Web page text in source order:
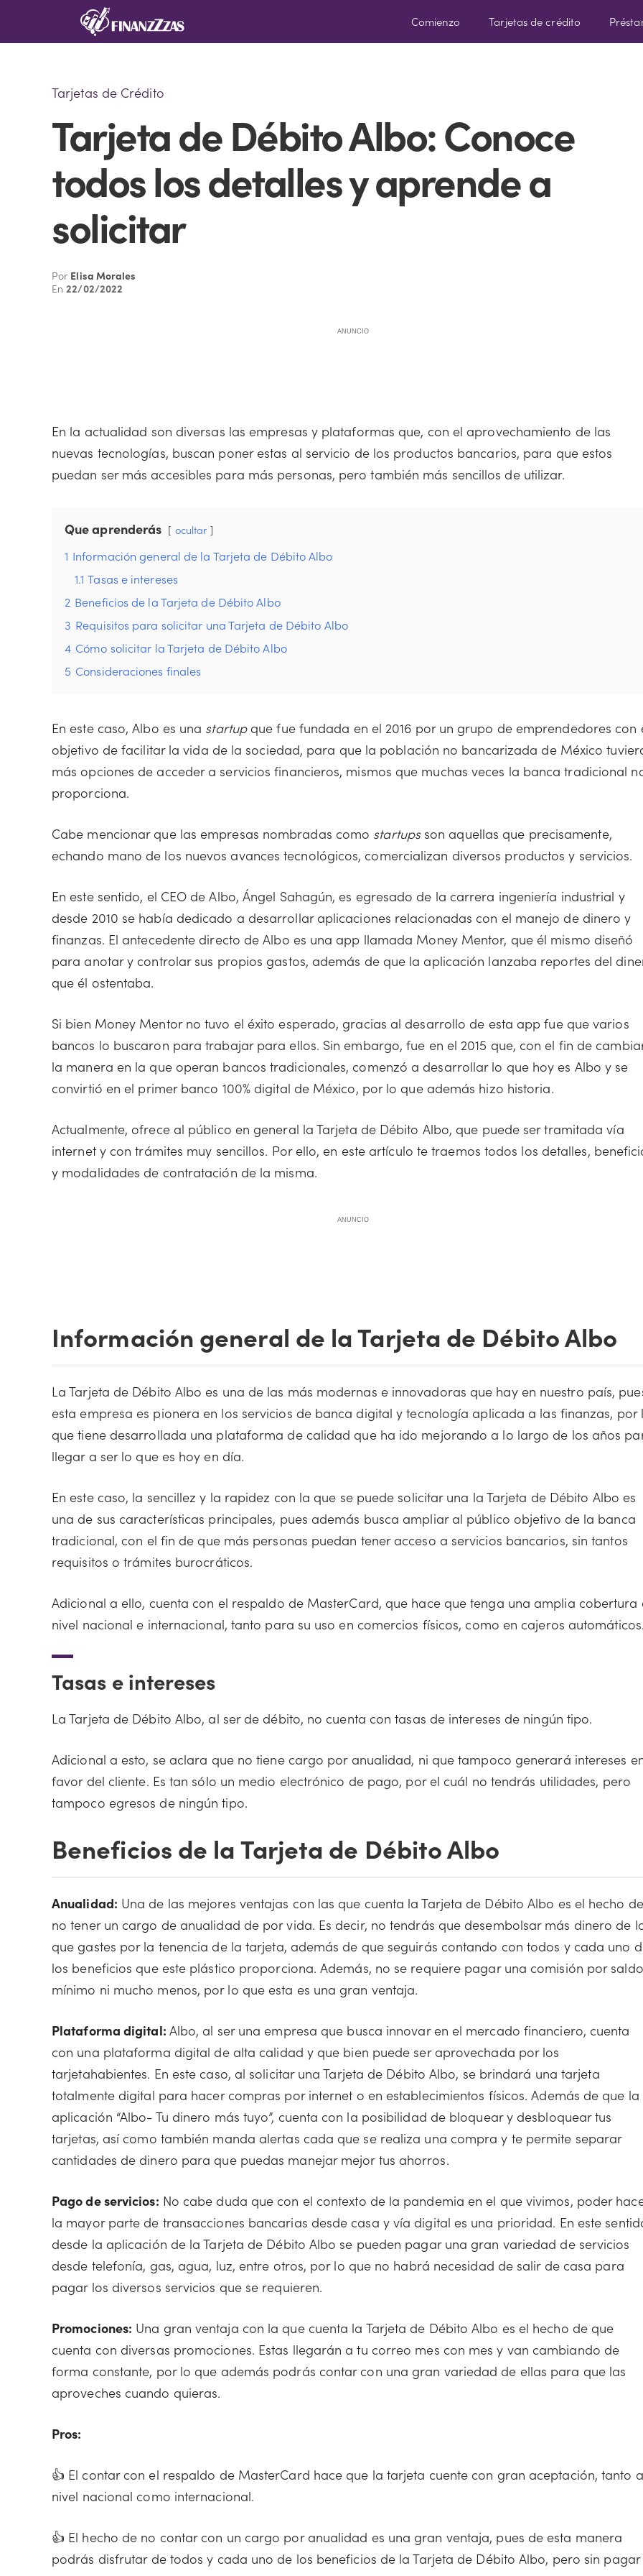
Comienzo Tarjetas de crédito
Tarjetas de Crédito
Tarjeta de Débito Albo: Conoce
todos los detalles y aprende a
solicitar
Por Elisa Morales
En22/02/2022
ANUNCIO
En la actualidad son diversas las empresas y plataformas que, con el aprovechamiento de las
nuevas tecnologías, buscan poner estas al servicio de los productos bancarios, para que estos
puedan ser más accesibles para más personas, pero también más sencillos de utilizar.
Que aprenderás ocultar
1 Información general de la Tarjeta de Débito Albo
1.1 Tasas e intereses
2 Beneficios de la Tarjeta de Débito Albo
3 Requisitos para solicitar una Tarjeta de Débito Albo
4 Cómo solicitar la Tarjeta de Débito Albo
5 Consideraciones finales
En este caso, Albo es una startup que fue fundada en el 2016 por un grupo de emprendedores con
objetivo de facilitar la vida de la sociedad, para que la población no bancarizada de México
más opciones de acceder a servicios financieros, mismos que muchas veces la banca tradicional
proporciona.
Cabe mencionar que las empresas nombradas como startups son aquellas que precisamente,
echando mano de los nuevos avances tecnológicos, comercializan diversos productos y servicios.
En este sentido, el CEO de Albo, Ángel Sahagún, es egresado de la carrera ingeniería industrial y
desde 2010 se había dedicado a desarrollar aplicaciones relacionadas con el manejo de dinero y
finanzas. El antecedente directo de Albo es una app llamada Money Mentor, que él mismo diseñó
para anotar y controlar sus propios gastos, además de que la aplicación lanzaba reportes del
que él ostentaba.
Si bien Money Mentor no tuvo el éxito esperado, gracias al desarrollo de esta app fue que varios
bancos lo buscaron para trabajar para ellos. Sin embargo, fue en el 2015 que, con el fin de
la manera en la que operan bancos tradicionales, comenzó a desarrollar lo que hoy es Albo y se
convirtió en el primer banco 100% digital de México, por lo que además hizo historia.
Actualmente, ofrece al público en general la Tarjeta de Débito Albo, que puede ser tramitada vía
internet y con trámites muy sencillos. Por ello, en este artículo te traemos todos los detalles,
y modalidades de contratación de la misma.
ANUNCIO
Información general de la Tarjeta de Débito Albo
La Tarjeta de Débito Albo es una de las más modernas e innovadoras que hay en nuestro país,
esta empresa es pionera en los servicios de banca digital y tecnología aplicada a las finanzas, por
que tiene desarrollada una plataforma de calidad que ha ido mejorando a lo largo de los años
llegar a ser lo que es hoy en día.
En este caso, la sencillez y la rapidez con la que se puede solicitar una la Tarjeta de Débito Albo es
una de sus características principales, pues además busca ampliar al público objetivo de la banca
tradicional, con el fin de que más personas puedan tener acceso a servicios bancarios, sin tantos
requisitos o trámites burocráticos.
Adicional a ello, cuenta con el respaldo de MasterCard, que hace que tenga una amplia cobertura
nivel nacional e internacional, tanto para su uso en comercios físicos, como en cajeros
Tasas e intereses
La Tarjeta de Débito Albo, al ser de débito, no cuenta con tasas de intereses de ningún tipo.
Adicional a esto, se aclara que no tiene cargo por anualidad, ni que tampoco generará intereses
favor del cliente. Es tan sólo un medio electrónico de pago, por el cuál no tendrás utilidades, pero
tampoco egresos de ningún tipo.
Beneficios de la Tarjeta de Débito Albo
Anualidad: Una de las mejores ventajas con las que cuenta la Tarjeta de Débito Albo es el hecho de
no tener un cargo de anualidad de por vida. Es decir, no tendrás que desembolsar más dinero de
que gastes por la tenencia de la tarjeta, además de que seguirás contando con todos y cada uno
los beneficios que este plástico proporciona. Además, no se requiere pagar una comisión por saldo
mínimo ni mucho menos, por lo que esta es una gran ventaja.
Plataforma digital: Albo, al ser una empresa que busca innovar en el mercado financiero, cuenta
con una plataforma digital de alta calidad y que bien puede ser aprovechada por los
tarjetahabientes. En este caso, al solicitar una Tarjeta de Débito Albo, se brindará una tarjeta
totalmente digital para hacer compras por internet o en establecimientos físicos. Además de que la
aplicación “Albo- Tu dinero más tuyo”, cuenta con la posibilidad de bloquear y desbloquear tus
tarjetas, así como también manda alertas cada que se realiza una compra y te permite separar
cantidades de dinero para que puedas manejar mejor tus ahorros.
Pago de servicios: No cabe duda que con el contexto de la pandemia en el que vivimos, poder
la mayor parte de transacciones bancarias desde casa y vía digital es una prioridad. En este
desde la aplicación de la Tarjeta de Débito Albo se pueden pagar una gran variedad de servicios
desde telefonía, gas, agua, luz, entre otros, por lo que no habrá necesidad de salir de casa para
pagar los diversos servicios que se requieren.
Promociones: Una gran ventaja con la que cuenta la Tarjeta de Débito Albo es el hecho de que
cuenta con diversas promociones. Estas llegarán a tu correo mes con mes y van cambiando de
forma constante, por lo que además podrás contar con una gran variedad de ellas para que las
aproveches cuando quieras.
Pros:
👍 El contar con el respaldo de MasterCard hace que la tarjeta cuente con gran aceptación, tanto a
nivel nacional como internacional.
👍 El hecho de no contar con un cargo por anualidad es una gran ventaja, pues de esta manera
podrás disfrutar de todos y cada uno de los beneficios de la Tarjeta de Débito Albo, pero sin pagar